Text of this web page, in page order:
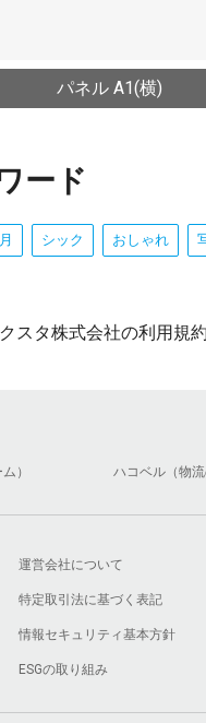
パネル A1(横)
ード
シック おしゃれ
スタ株式会社の利用規
） ハコベル（物流
運営会社について
特定取引法に基づく表記
情報セキュリティ基本方針
ESGの取り組み